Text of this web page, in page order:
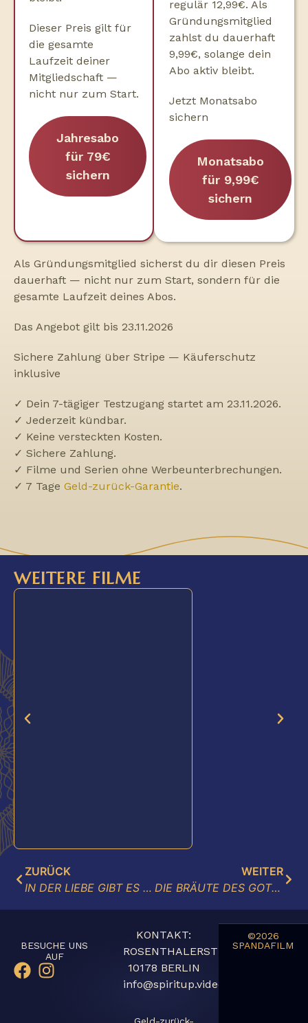
Dieser Preis gilt für
die gesamte
Laufzeit deiner
Mitgliedschaft —
nicht nur zum Start.
Jahresabo
für 79€
sichern
regulär 12,99€. Als
Gründungsmitglied
zahlst du dauerhaft
9,99€, solange dein
Abo aktiv bleibt.
Jetzt Monatsabo
sichern
Monatsabo
für 9,99€
sichern
Als Gründungsmitglied sicherst du dir diesen Preis
dauerhaft — nicht nur zum Start, sondern für die
gesamte Laufzeit deines Abos.
Das Angebot gilt bis 23.11.2026
Sichere Zahlung über Stripe — Käuferschutz
inklusive
✓ Dein 7-tägiger Testzugang startet am 23.11.2026.
✓ Jederzeit kündbar.
✓ Keine versteckten Kosten.
✓ Sichere Zahlung.
✓ Filme und Serien ohne Werbeunterbrechungen.
✓ 7 Tage Geld-zurück-Garantie.
WEITERE FILME
ZURÜCK
IN DER LIEBE GIBT ES KEINE ANGST
WEITER
DIE BRÄUTE DES GOTTES AVARAN. Das Transgender Festival in Indien.
BESUCHE UNS
AUF
KONTAKT:
ROSENTHALERSTR,51
10178 BERLIN
info@spiritup.video
©2026
SPANDAFILM